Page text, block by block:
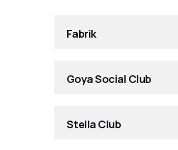
Fabrik
Goya Social Club
Stella Club